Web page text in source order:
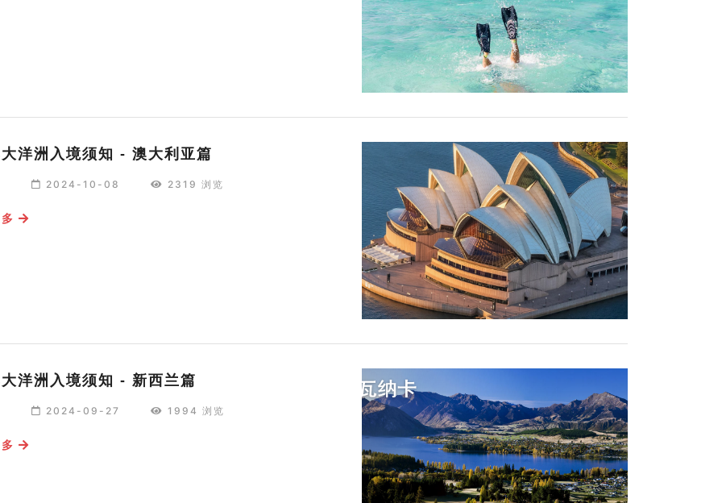
洋洲入境须知 - 澳大利亚篇
2024-10-08 2319 浏览
洋洲入境须知 - 新西兰篇
2024-09-27 1994 浏览